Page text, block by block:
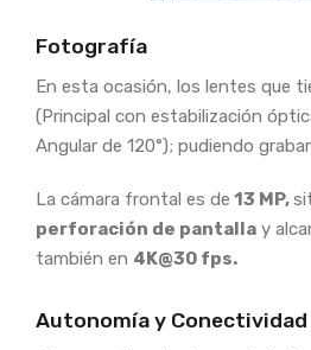
Fotografía
En esta ocasión, los lentes que
(Principal con estabilización
Angular de 120°); pudiendo
La cámara frontal es de 13 MP,
perforación de pantalla y
también en 4K@30 fps.
Autonomía y Conectividad